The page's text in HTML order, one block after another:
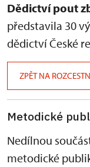
Dědictví pout
představila 30
dědictví České
ZPĚT NA
Metodické
Nedílnou
metodické